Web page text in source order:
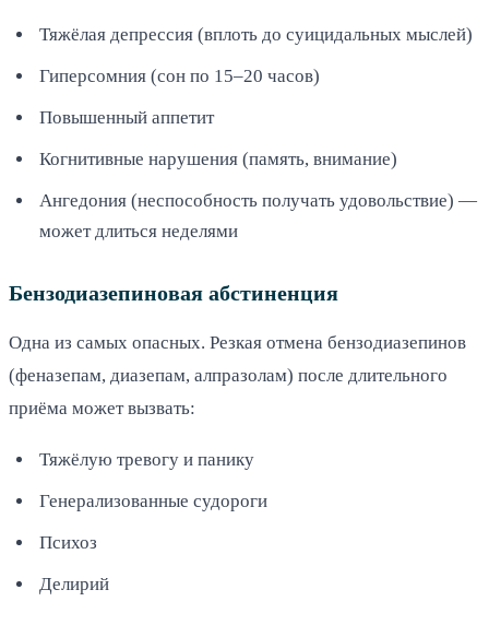
Тяжёлая депрессия (вплоть до суицидальных мыслей)
Гиперсомния (сон по 15–20 часов)
Повышенный аппетит
Когнитивные нарушения (память, внимание)
Ангедония (неспособность получать удовольствие) —
может длиться неделями
Бензодиазепиновая абстиненция
Одна из самых опасных. Резкая отмена бензодиазепинов
(феназепам, диазепам, алпразолам) после длительного
приёма может вызвать:
Тяжёлую тревогу и панику
Генерализованные судороги
Психоз
Делирий